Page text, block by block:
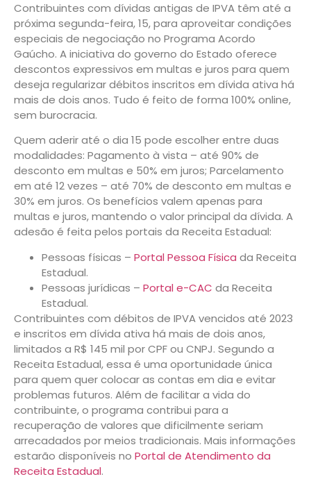
Contribuintes com dívidas antigas de IPVA têm até a
próxima segunda-feira, 15, para aproveitar condições
especiais de negociação no Programa Acordo
Gaúcho. A iniciativa do governo do Estado oferece
descontos expressivos em multas e juros para quem
deseja regularizar débitos inscritos em dívida ativa há
mais de dois anos. Tudo é feito de forma 100% online,
sem burocracia.
Quem aderir até o dia 15 pode escolher entre duas
modalidades: Pagamento à vista – até 90% de
desconto em multas e 50% em juros; Parcelamento
em até 12 vezes – até 70% de desconto em multas e
30% em juros. Os benefícios valem apenas para
multas e juros, mantendo o valor principal da dívida. A
adesão é feita pelos portais da Receita Estadual:
Pessoas físicas – Portal Pessoa Física da Receita
Estadual.
Pessoas jurídicas – Portal e-CAC da Receita
Estadual.
Contribuintes com débitos de IPVA vencidos até 2023
e inscritos em dívida ativa há mais de dois anos,
limitados a R$ 145 mil por CPF ou CNPJ. Segundo a
Receita Estadual, essa é uma oportunidade única
para quem quer colocar as contas em dia e evitar
problemas futuros. Além de facilitar a vida do
contribuinte, o programa contribui para a
recuperação de valores que dificilmente seriam
arrecadados por meios tradicionais. Mais informações
estarão disponíveis no Portal de Atendimento da
Receita Estadual.